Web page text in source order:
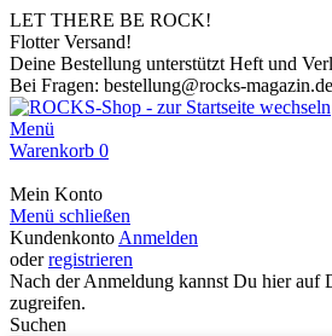
LET THERE BE ROCK!
Flotter Versand!
Deine Bestellung unterstützt Heft und
Bei Fragen: bestellung@rocks-magazin.de
Menü
Warenkorb 0
Mein Konto
Menü schließen
Kundenkonto Anmelden
oderregistrieren
Nach der Anmeldung kannst Du hier auf
zugreifen.
Suchen